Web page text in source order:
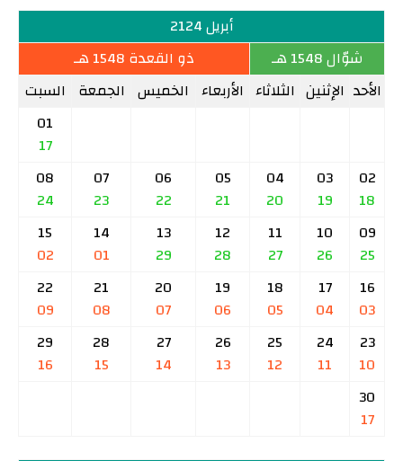
أبريل 2124
شوّال 1548 هـ
ذو القعدة 1548 هـ
الأحد الإثنين الثلاثاء الأربعاء الخميس الجمعة السبت
01
17
02
18
03
19
04
20
05
21
06
22
07
23
08
24
09
25
10
26
11
27
12
28
13
29
14
01
15
02
16
03
17
04
18
05
19
06
20
07
21
08
22
09
23
10
24
11
25
12
26
13
27
14
28
15
29
16
30
17